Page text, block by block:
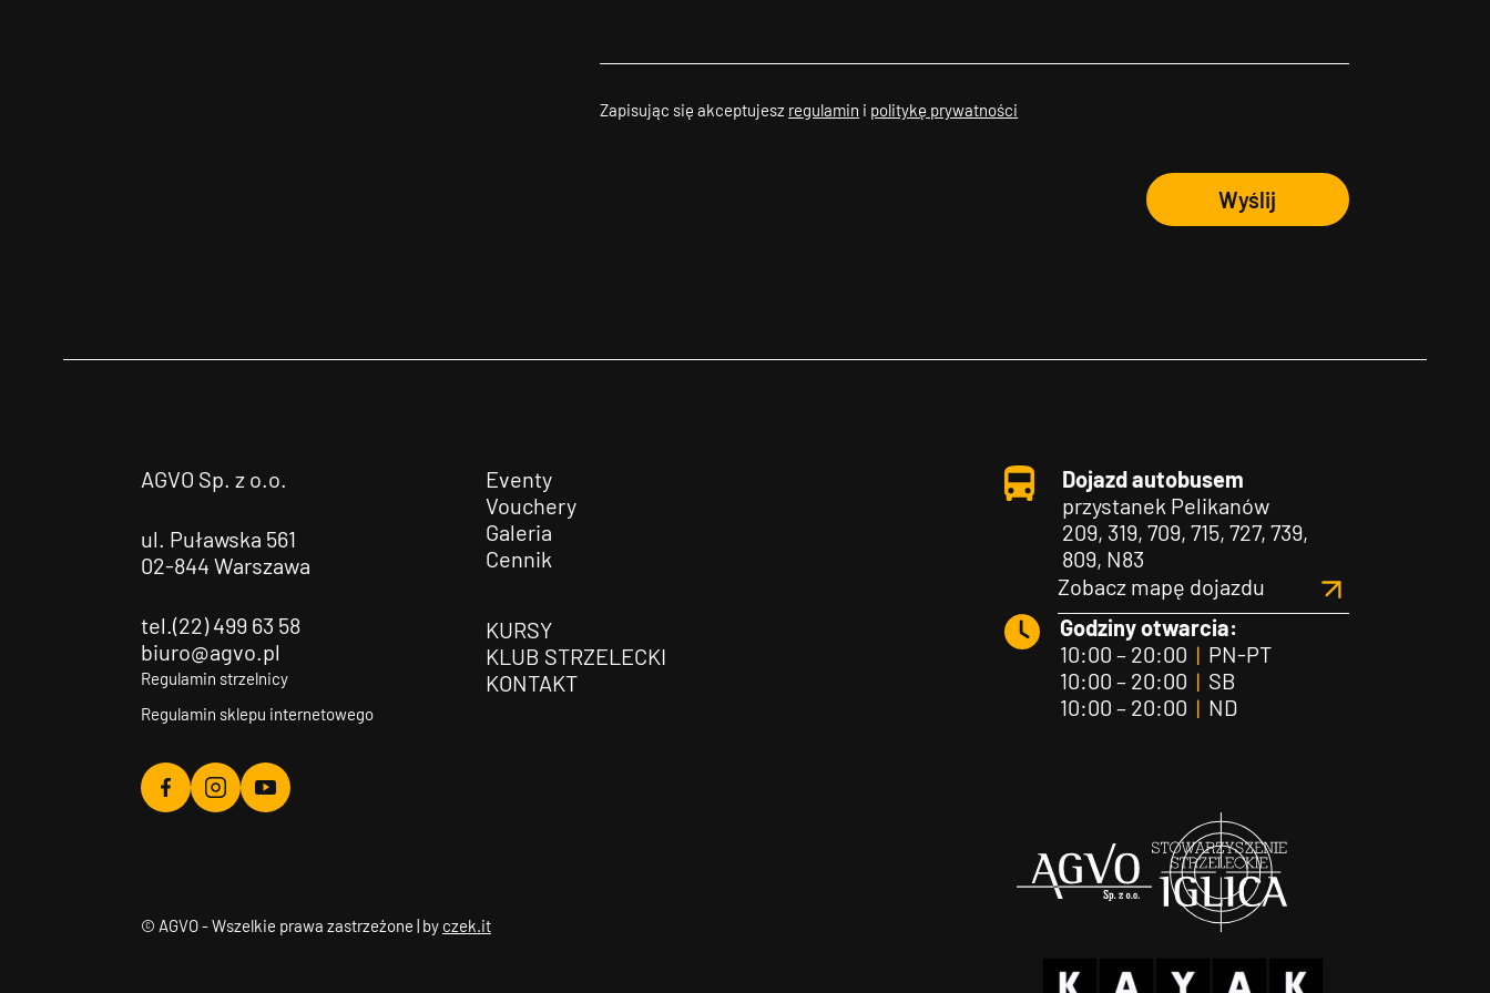
Zapisując się akceptujesz regulamin i politykę prywatności
Wyślij
AGVO Sp. z o.o.
ul. Puławska 561
02-844 Warszawa
tel.(22) 499 63 58
biuro@agvo.pl
Regulamin strzelnicy
Regulamin sklepu internetowego
Agvo
Agvo
Agvo
Eventy
Vouchery
Galeria
Cennik
KURSY
KLUB STRZELECKI
KONTAKT
Dojazd autobusem
przystanek Pelikanów
209, 319, 709, 715, 727, 739,
809, N83
Zobacz mapę dojazdu
Godziny otwarcia:
10:00 – 20:00 |PN-PT
10:00 – 20:00 |SB
10:00 – 20:00 |ND
© AGVO - Wszelkie prawa zastrzeżone | by czek.it
Agvo Iglica